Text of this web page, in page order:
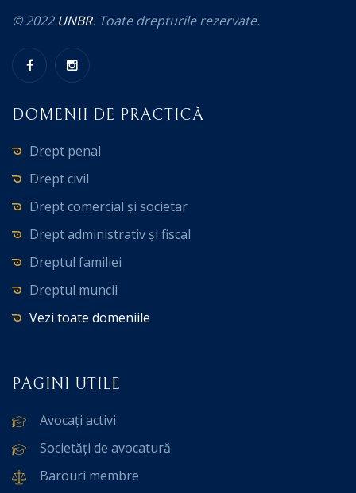
© 2022 UNBR. Toate drepturile rezervate.
DOMENII DE PRACTICĂ
Drept penal
Drept civil
Drept comercial și societar
Drept administrativ și fiscal
Dreptul familiei
Dreptul muncii
Vezi toate domeniile
PAGINI UTILE
Avocați activi
Societăți de avocatură
Barouri membre